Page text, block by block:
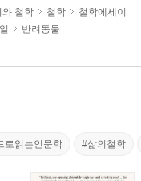
와 철학 철학
철학에세이
반려동물
로읽는인문학 #삶의철학